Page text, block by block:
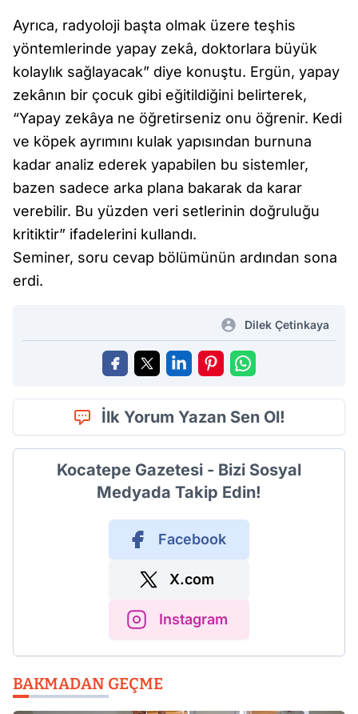
Ayrıca, radyoloji başta olmak üzere teşhis
yöntemlerinde yapay zekâ, doktorlara büyük
kolaylık sağlayacak” diye konuştu. Ergün, yapay
zekânın bir çocuk gibi eğitildiğini belirterek,
“Yapay zekâya ne öğretirseniz onu öğrenir. Kedi
ve köpek ayrımını kulak yapısından burnuna
kadar analiz ederek yapabilen bu sistemler,
bazen sadece arka plana bakarak da karar
verebilir. Bu yüzden veri setlerinin doğruluğu
kritiktir” ifadelerini kullandı.
Seminer, soru cevap bölümünün ardından sona
erdi.
Dilek Çetinkaya
İlk Yorum Yazan Sen Ol!
Kocatepe Gazetesi - Bizi Sosyal
Medyada Takip Edin!
Facebook
X.com
Instagram
BAKMADAN GEÇME